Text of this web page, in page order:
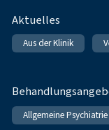
Fußnavigation
Aktuelles
Aus der Klinik
Allgemeine Psychiatrie